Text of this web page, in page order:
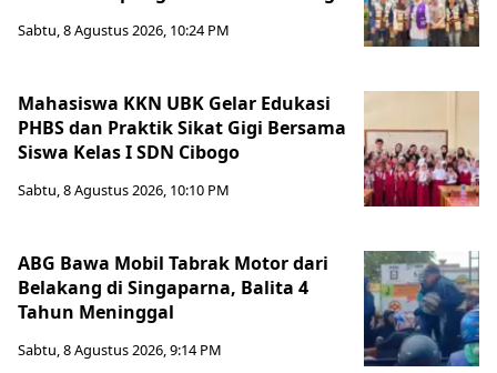
Sabtu, 8 Agustus 2026, 10:24 PM
Mahasiswa KKN UBK Gelar Edukasi
PHBS dan Praktik Sikat Gigi Bersama
Siswa Kelas I SDN Cibogo
Sabtu, 8 Agustus 2026, 10:10 PM
ABG Bawa Mobil Tabrak Motor dari
Belakang di Singaparna, Balita 4
Tahun Meninggal
Sabtu, 8 Agustus 2026, 9:14 PM